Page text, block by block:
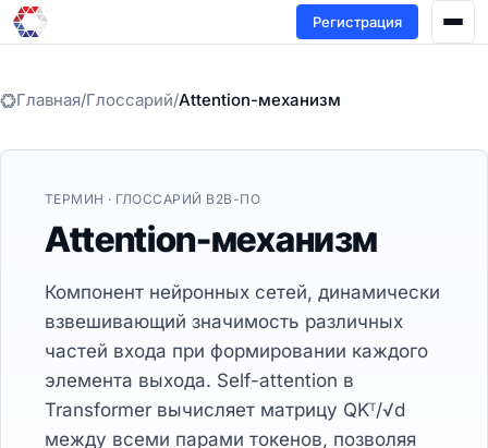
Регистрация
Главная/Глоссарий/Attention-механизм
ТЕРМИН · ГЛОССАРИЙ B2B-ПО
Attention-механизм
Компонент нейронных сетей, динамически
взвешивающий значимость различных
частей входа при формировании каждого
элемента выхода. Self-attention в
Transformer вычисляет матрицу QKᵀ/√d
между всеми парами токенов, позволяя